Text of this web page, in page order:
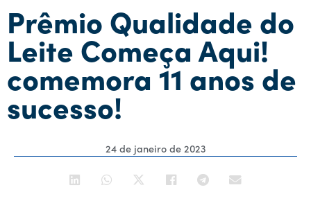
Prêmio Qualidade do
Leite Começa Aqui!
comemora 11 anos de
sucesso!
24 de janeiro de 2023